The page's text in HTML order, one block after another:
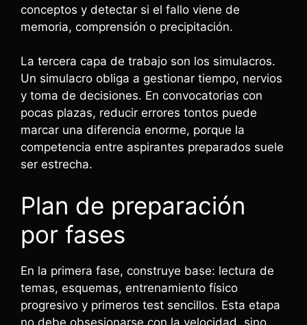
conceptos y detectar si el fallo viene de
memoria, comprensión o precipitación.
La tercera capa de trabajo son los simulacros.
Un simulacro obliga a gestionar tiempo, nervios
y toma de decisiones. En convocatorias con
pocas plazas, reducir errores tontos puede
marcar una diferencia enorme, porque la
competencia entre aspirantes preparados suele
ser estrecha.
Plan de preparación
por fases
En la primera fase, construye base: lectura de
temas, esquemas, entrenamiento físico
progresivo y primeros test sencillos. Esta etapa
no debe obsesionarse con la velocidad, sino